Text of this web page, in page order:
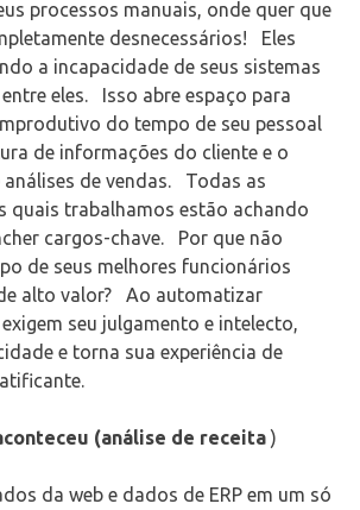
processos manuais, onde quer que
desnecessários!
Eles
a incapacidade de seus sistemas
eles.
Isso abre espaço para
do tempo de seu pessoal
de informações do cliente e o
de vendas.
Todas as
quais trabalhamos estão achando
cargos-chave.
Por que não
de seus melhores funcionários
alto valor?
Ao automatizar
seu julgamento e intelecto,
e torna sua experiência de
(análise de receita)
da web e dados de ERP em um só